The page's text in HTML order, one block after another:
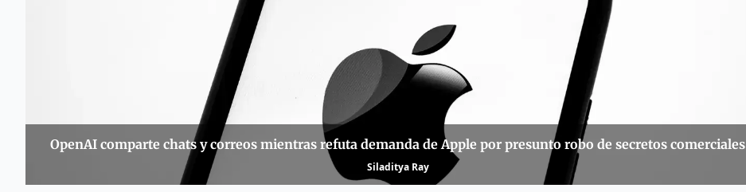
OpenAI comparte chats y correos mientras refuta demanda de Apple por presunto robo de secretos comerciales
Siladitya Ray